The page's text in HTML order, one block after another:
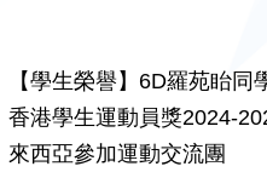
【學生榮譽】6D羅苑眙
香港學生運動員獎2024-
來西亞參加運動交流團